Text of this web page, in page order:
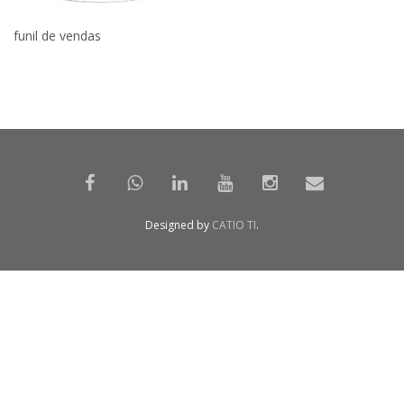
funil de vendas
Designed by CATIO TI.